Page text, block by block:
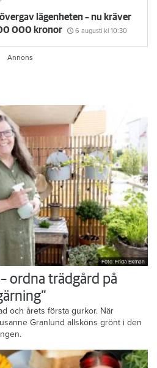
lägenheten – nu kräver
000 kronor
6 augusti kl 10:30
Foto: Frida Ekman
ordna trädgård på
och årets första gurkor. När
Granlund allsköns grönt i den